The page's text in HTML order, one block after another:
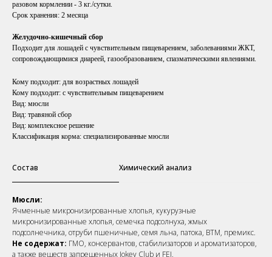
разовом кормлении - 3 кг./сутки.
Срок хранения: 2 месяца
Желудочно-кишечный сбор
Подходит для лошадей с чувствительным пищеварением, заболеваниями ЖКТ,
сопровождающимися диареей, газообразованием, спазматическими явлениями.
Кому подходит: для возрастных лошадей
Кому подходит: с чувствительным пищеварением
Вид: мюсли
Вид: травяной сбор
Вид: комплексное решение
Классификация корма: специализированные мюсли
Состав Химический анализ
Мюсли:
Ячменные микронизированные хлопья, кукурузные
микронизированные хлопья, семечка подсолнуха, жмых
подсолнечника, отруби пшеничные, семя льна, патока, ВТМ, премикс.
Не содержат: ГМО, консервантов, стабилизаторов и ароматизаторов,
а также веществ запрещенных Jokey Club и FEI.